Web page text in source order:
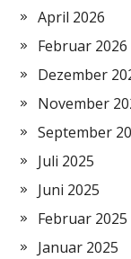
April 2026
Februar 2026
Dezember
November
September
Juli 2025
Juni 2025
Februar 2025
Januar 2025